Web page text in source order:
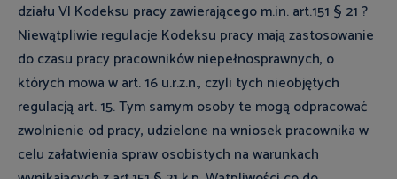
działu VI Kodeksu pracy zawierającego m.in. art.151 § 21 ?
Niewątpliwie regulacje Kodeksu pracy mają zastosowanie
do czasu pracy pracowników niepełnosprawnych, o
których mowa w art. 16 u.r.z.n., czyli tych nieobjętych
regulacją art. 15. Tym samym osoby te mogą odpracować
zwolnienie od pracy, udzielone na wniosek pracownika w
celu załatwienia spraw osobistych na warunkach